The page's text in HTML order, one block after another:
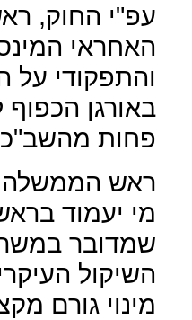
עפ"י החוק,
האחראי
והתפקודי על
באורגן הכפוף
פחות מהשב"כ
ראש הממשלה
מי יעמוד
שמדובר
השיקול
מינוי גורם